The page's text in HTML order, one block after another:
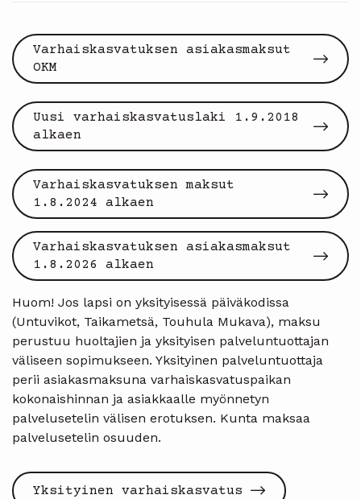
Varhaiskasvatuksen asiakasmaksut
OKM
Uusi varhaiskasvatuslaki 1.9.2018
alkaen
Varhaiskasvatuksen maksut
1.8.2024 alkaen
Varhaiskasvatuksen asiakasmaksut
1.8.2026 alkaen
Huom! Jos lapsi on yksityisessä päiväkodissa
(Untuvikot, Taikametsä, Touhula Mukava), maksu
perustuu huoltajien ja yksityisen palveluntuottajan
väliseen sopimukseen. Yksityinen palveluntuottaja
perii asiakasmaksuna varhaiskasvatuspaikan
kokonaishinnan ja asiakkaalle myönnetyn
palvelusetelin välisen erotuksen. Kunta maksaa
palvelusetelin osuuden.
Yksityinen varhaiskasvatus